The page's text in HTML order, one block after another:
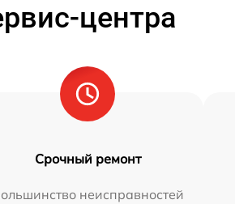
центра
Срочный ремонт
неисправностей